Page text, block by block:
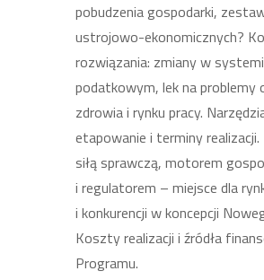
pobudzenia gospodarki,
ustrojowo-ekonomicznych?
rozwiązania: zmiany w
podatkowym, lek na problemy
zdrowia i rynku pracy.
etapowanie i terminy
siłą sprawczą, motorem
i regulatorem – miejsce dla
i konkurencji w koncepcji
Koszty realizacji i źródła
Programu.